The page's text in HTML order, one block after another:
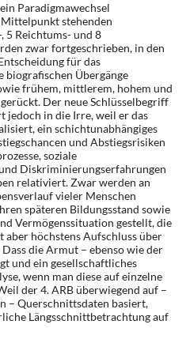
Paradigmawechsel
stehenden
5 Reichtums- und 8
zwar fortgeschrieben, in den
für das
biografischen Übergänge
frühem, mittlerem, hohem und
Der neue Schlüssel­begriff
jedoch in die Irre, weil er das
ein schichtunabhängiges
und Ab­stiegsrisiken
soziale
Diskriminierungserfahrungen
relativiert. Zwar werden an
vieler Menschen
späteren Bildungsstand sowie
Vermögenssituation ge­stellt, die
höchstens Aufschluss über
die Armut – ebenso wie der
und ein ge­sellschaftliches
wenn man diese auf einzelne
der 4. ARB überwiegend auf –
– Querschnittsdaten basiert,
Längsschnittbetrachtung auf